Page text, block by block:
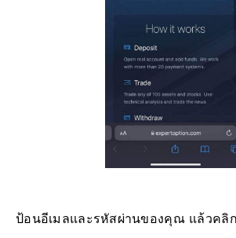
ป้อนอีเมลและรหัสผ่านของคุณ แล้วคลิก